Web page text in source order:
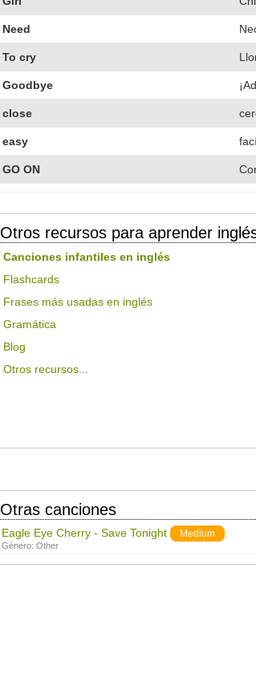
Need
To cry
Goodbye
close
easy
GO ON
Otros recursos para aprender
Canciones infantiles en inglés
Flashcards
Frases más usadas en inglés
Gramática
Blog
Otros recursos...
Otras canciones
Eagle Eye Cherry - Save Tonight Medium
Género: Other